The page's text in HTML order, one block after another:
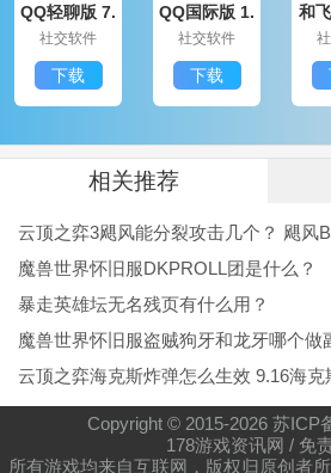
大爷打个赏福利介绍：
4、充斥着新奇气息的画风，画面
5、实时随心的畅玩，完全不需要
6、邀请更多好友玩家进入，这样
大爷打个赏游戏点评：
特别好玩的一款主播经营休闲益智
常简单的休闲玩法，自由打赏领福
成为一名超级大主播经纪人，获得
的关卡，体验不同的互动休闲内容
QQ轻聊版 7.
9.14314.0
社交软件
下载
QQ国际版 1.
91.1370.0
社交软件
下载
和
相关推荐
云顶之弈3飓风能分裂攻击几个？ 飓风
魔兽世界怀旧服DKPROLL团是什么？
暴走英雄坛无名残页有什么用？
魔兽世界怀旧服盗贼狗牙和龙牙哪个做
云顶之弈海克斯炸弹怎么生效 9.16海克
Copyright © 2015-2026 苏ICP
178游戏资讯网 / 免
所有游戏均来自互联网，版权归原创者